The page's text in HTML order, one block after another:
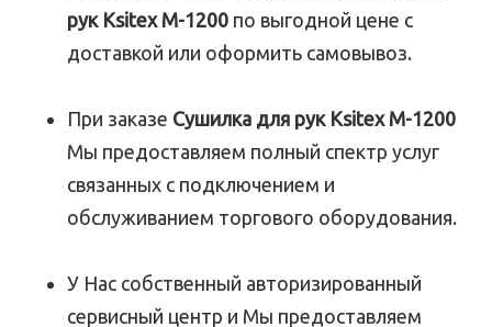
рук Ksitex M-1200 по выгодной цене с
доставкой или оформить самовывоз.
При заказе Сушилка для рук Ksitex M-1200
Мы предоставляем полный спектр услуг
связанных с подключением и
обслуживанием торгового оборудования.
У Нас собственный авторизированный
сервисный центр и Мы предоставляем